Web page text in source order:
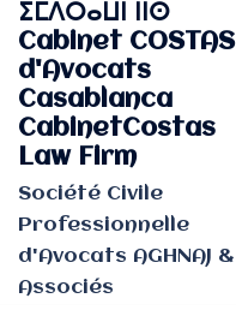
ⵉⵎⴷⵔⴰⵡⵏ ⵏⵏⵙ
Cabinet COSTAS
d'Avocats
Casablanca
CabinetCostas
Law Firm
Société Civile
Professionnelle
d'Avocats AGHNAJ &
Associés